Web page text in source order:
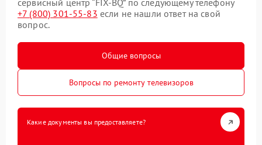
сервисный центр “FIX-BQ” по следующему телефону
+7 (800) 301-55-83 если не нашли ответ на свой
вопрос.
Общие вопросы
Вопросы по ремонту телевизоров
Какие документы вы предоставляете?